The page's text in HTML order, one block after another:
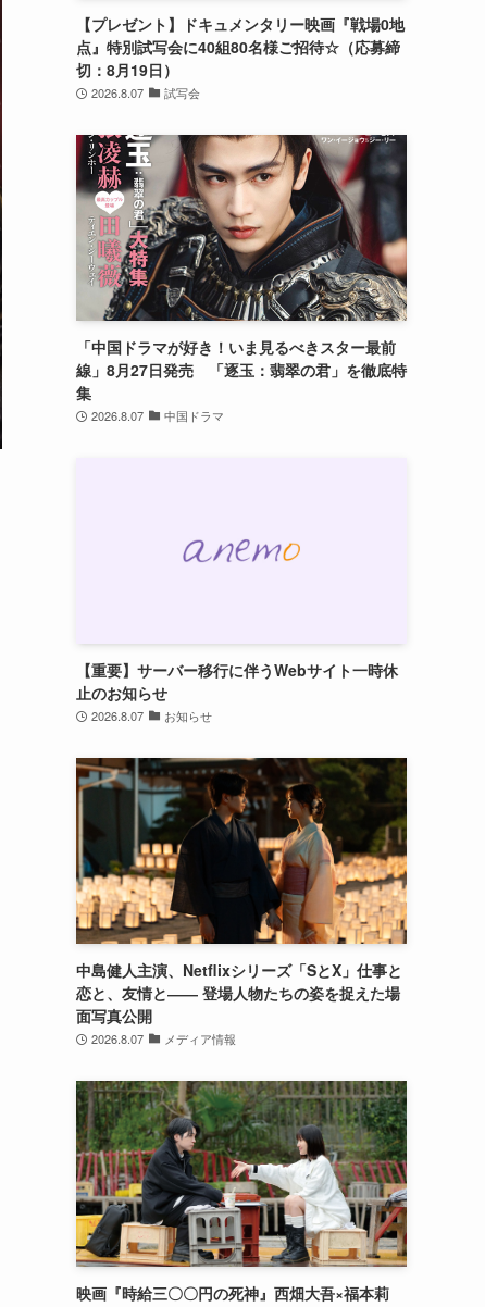
【プレゼント】ドキュメンタリー映画『戦場0地
点』特別試写会に40組80名様ご招待☆（応募締
切：8月19日）
2026.8.07 試写会
「中国ドラマが好き！いま見るべきスター最前
線」8月27日発売 「逐玉：翡翠の君」を徹底特
集
2026.8.07 中国ドラマ
【重要】サーバー移行に伴うWebサイト一時休
止のお知らせ
2026.8.07 お知らせ
中島健人主演、Netflixシリーズ「SとX」仕事と
恋と、友情と―― 登場人物たちの姿を捉えた場
面写真公開
2026.8.07 メディア情報
映画『時給三〇〇円の死神』西畑大吾×福本莉